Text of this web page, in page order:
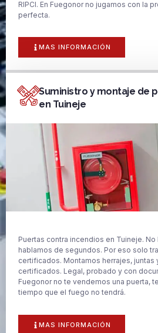
RIPCI. En Fuegonor no jugamos con la
perfecta.
MAS INFORMACIÓN
Suministro y montaje de
en Tuineje
Puertas contra incendios en Tuineje.
hablamos de segundos. Por eso solo
certificados. Montamos herrajes,
certificados. Legal, probado y con
Fuegonor no te vendemos una puerta,
tiempo que el fuego no tendrá.
MAS INFORMACIÓN